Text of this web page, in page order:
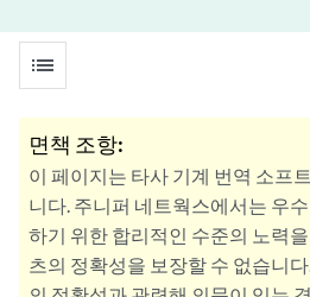
list
면책 조항:
이 페이지는 타사 기계 번역 소프
니다. 주니퍼 네트웍스에서는 우
하기 위한 합리적인 수준의 노력
츠의 정확성을 보장할 수 없습니